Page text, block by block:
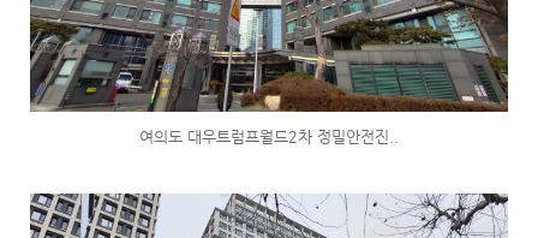
여의도 대우트럼프월드2차 정밀안전진..